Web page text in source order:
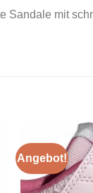
Sandale mit
Angebot!